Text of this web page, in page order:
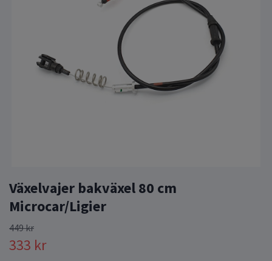
Växelvajer bakväxel 80 cm
Microcar/Ligier
449 kr
333 kr